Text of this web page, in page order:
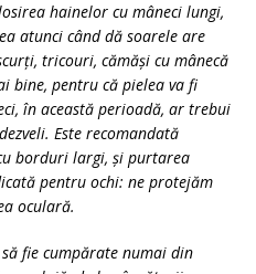
hainelor cu mâneci lungi,
atunci când dă soarele are
tricouri, cămăşi cu mânecă
bine, pentru că pielea va fi
în această perioadă, ar trebui
Este recomandată
borduri largi, şi purtarea
pentru ochi: ne protejăm
oculară.
fie cumpărate numai din